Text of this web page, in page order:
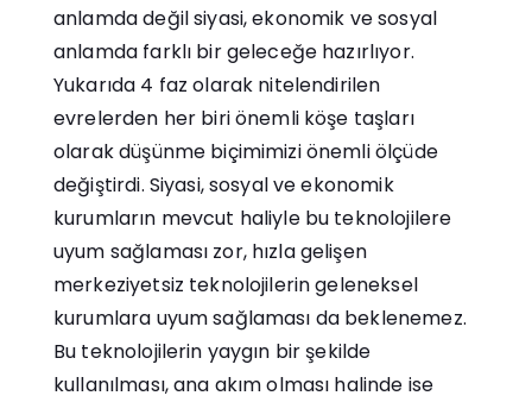
anlamda değil siyasi, ekonomik ve sosyal
anlamda farklı bir geleceğe hazırlıyor.
Yukarıda 4 faz olarak nitelendirilen
evrelerden her biri önemli köşe taşları
olarak düşünme biçimimizi önemli ölçüde
değiştirdi. Siyasi, sosyal ve ekonomik
kurumların mevcut haliyle bu teknolojilere
uyum sağlaması zor, hızla gelişen
merkeziyetsiz teknolojilerin geleneksel
kurumlara uyum sağlaması da beklenemez.
Bu teknolojilerin yaygın bir şekilde
kullanılması, ana akım olması halinde ise